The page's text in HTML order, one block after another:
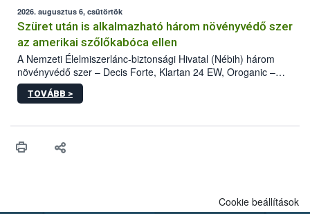
az intenzív felderítést, emellett az intézkedéseket a szlovák
hatósággal is összehangolják a terjedés megállítása érdekében.
2026. augusztus 6, csütörtök
Szüret után is alkalmazható három növényvédő szer
az amerikai szőlőkabóca ellen
A Nemzeti Élelmiszerlánc-biztonsági Hivatal (Nébih) három
növényvédő szer – Decis Forte, Klartan 24 EW, Oroganic –
engedélyokiratát módosította, így azok a szüretet követően,
egészen a vesszőérettség (BBCH 91) stádiumáig
érésű szőlőkben is legyen lehetőség a károsító elleni további
felhasználók számára is elérhető és ökológiai termesztésben is
TOVÁBB >
Cookie beállítások